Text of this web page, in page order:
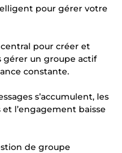
pour gérer votre
pour créer et
gérer un groupe actif
constante.
s’accumulent, les
l’engagement baisse
de groupe